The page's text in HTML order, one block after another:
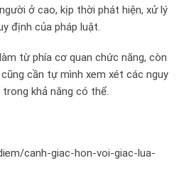
ở cao, kịp thời phát hiện, xử lý
định của pháp luật.
từ phía cơ quan chức năng, còn
cần tự mình xem xét các nguy
khả năng có thể.
canh-giac-hon-voi-giac-lua-